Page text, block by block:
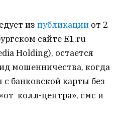
из публикации от 2
сайте E1.ru
Holding), остается
мошенничества, когда
банковской карты без
колл-центра», смс и